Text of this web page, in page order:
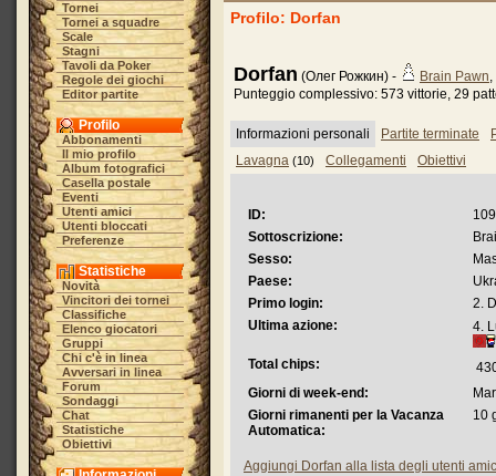
Tornei
Tornei a squadre
Scale
Stagni
Tavoli da Poker
Regole dei giochi
Editor partite
Profilo
Abbonamenti
Il mio profilo
Album fotografici
Casella postale
Eventi
Utenti amici
Utenti bloccati
Preferenze
Statistiche
Novità
Vincitori dei tornei
Classifiche
Elenco giocatori
Gruppi
Chi c'è in linea
Avversari in linea
Forum
Sondaggi
Chat
Statistiche
Obiettivi
Profilo: Dorfan
Dorfan (Олег Рожкин) - Brain Pawn
Punteggio complessivo: 573 vittorie, 29
Informazioni personali Partite terminate
Lavagna (10) Collegamenti Obiettivi
ID:
Sottoscrizione:
Sesso:
Paese:
Primo login:
2.
Ultima azione:
4.
Total chips:
Giorni di week-end:
Giorni rimanenti per la Vacanza
Automatica:
10
Aggiungi Dorfan alla lista degli utenti